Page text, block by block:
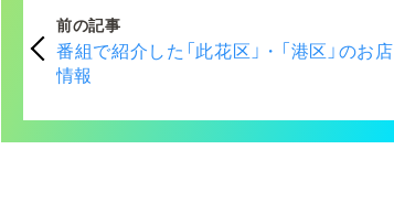
前の記事
番組で紹介した「此花区」・「港区」のお店
情報